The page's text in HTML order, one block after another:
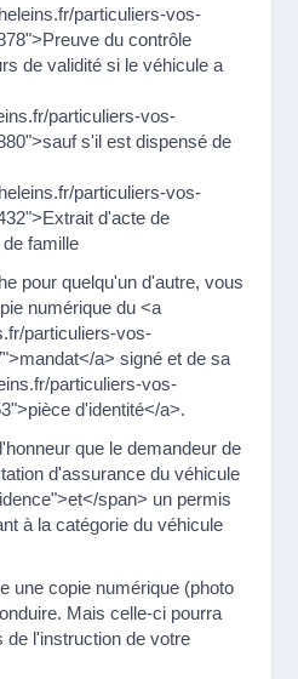
particuliers-vos-
du contrôle
de validité si le véhicule a
particuliers-vos-
s'il est dispensé de
particuliers-vos-
d'acte de
famille
pour quelqu'un d'autre, vous
numérique du <a
particuliers-vos-
a> signé et de sa
particuliers-vos-
d'identité</a>.
que le demandeur de
d'assurance du véhicule
span> un permis
à la catégorie du véhicule
une copie numérique (photo
Mais celle-ci pourra
de l'instruction de votre